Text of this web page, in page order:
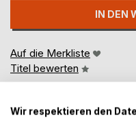
IN DEN
Auf die Merkliste
Titel bewerten
Wir respektieren den